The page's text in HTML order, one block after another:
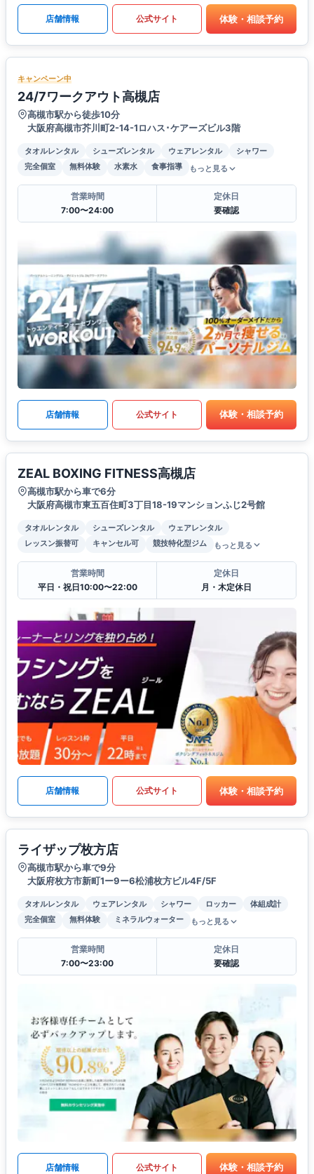
店舗情報 公式サイト 体験・相談予約
キャンペーン中
24/7ワークアウト高槻店
高槻市駅から徒歩10分
大阪府高槻市芥川町2-14-1ロハス･ケアーズビル3階
タオルレンタル シューズレンタル ウェアレンタル
シャワー
完全個室
無料体験 水素水 食事指導 もっと見る
営業時間
7:00〜24:00
定休日
要確認
店舗情報 公式サイト 体験・相談予約
ZEAL BOXING FITNESS高槻店
高槻市駅から車で6分
大阪府高槻市東五百住町3丁目18-19マンションふじ2号館
タオルレンタル シューズレンタル
ウェアレンタル
レッスン振替可
キャンセル可 競技特化型ジム もっと見る
営業時間
平日・祝日10:00〜22:00
定休日
月・木定休日
店舗情報 公式サイト 体験・相談予約
ライザップ枚方店
高槻市駅から車で9分
大阪府枚方市新町1ー9ー6松浦枚方ビル4F/5F
タオルレンタル ウェアレンタル シャワー ロッカー
体組成計
完全個室
無料体験 ミネラルウォーター もっと見る
営業時間
7:00〜23:00
定休日
要確認
店舗情報 公式サイト 体験・相談予約